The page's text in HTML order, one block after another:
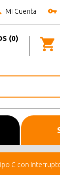
Mi Cuenta
(0)
C con